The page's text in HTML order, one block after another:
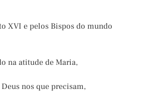
XVI e pelos Bispos do mundo
na atitude de Maria,
nos que precisam,